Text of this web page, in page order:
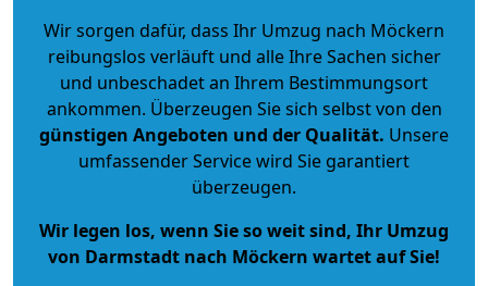
Wir sorgen dafür, dass Ihr Umzug nach Möckern
reibungslos verläuft und alle Ihre Sachen sicher
und unbeschadet an Ihrem Bestimmungsort
ankommen. Überzeugen Sie sich selbst von den
günstigen Angeboten und der Qualität. Unsere
umfassender Service wird Sie garantiert
überzeugen.
Wir legen los, wenn Sie so weit sind, Ihr Umzug
von Darmstadt nach Möckern wartet auf Sie!